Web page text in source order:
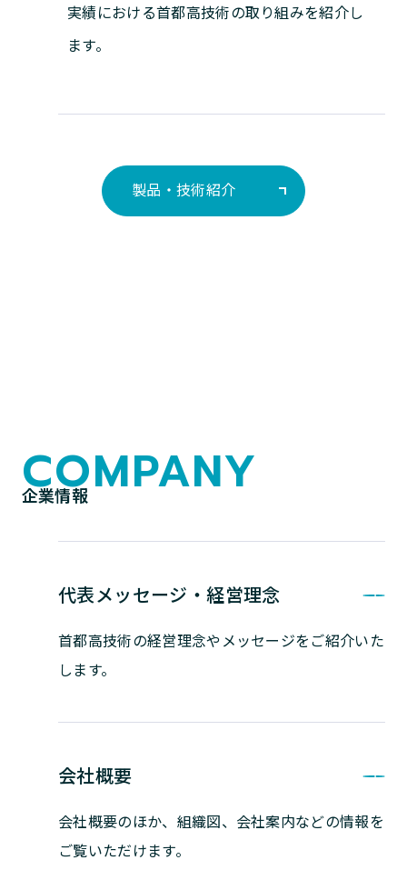
製品・技術紹介
実績における首都高技術の取り組みを紹介し
ます。
COMPANY
企業情報
代表メッセージ・経営理念
首都高技術の経営理念やメッセージをご紹介いた
します。
会社概要
会社概要のほか、組織図、会社案内などの情報を
ご覧いただけます。